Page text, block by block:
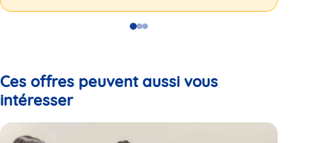
GoGoGo
Ces offres peuvent aussi vous
intéresser